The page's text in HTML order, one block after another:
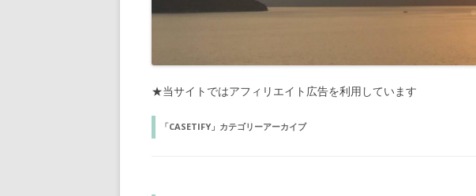
★当サイトではアフィリエイト広告を利用しています
「CASETIFY」カテゴリーアーカイブ